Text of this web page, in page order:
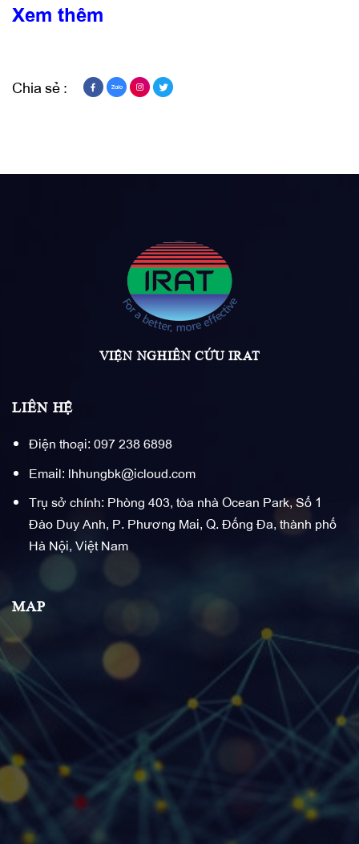
Xem thêm
Chia sẻ :
VIỆN NGHIÊN CỨU IRAT
LIÊN HỆ
Điện thoại: 097 238 6898
Email: lhhungbk@icloud.com
Trụ sở chính: Phòng 403, tòa nhà Ocean Park, Số 1
Đào Duy Anh, P. Phương Mai, Q. Đống Đa, thành phố
Hà Nội, Việt Nam
MAP